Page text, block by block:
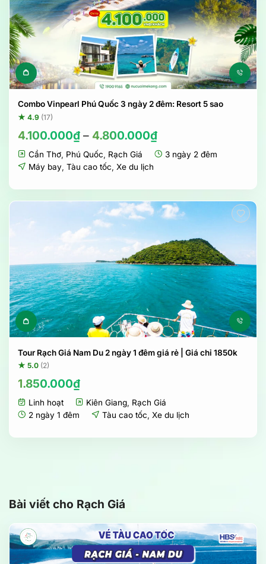
Combo Vinpearl Phú Quốc 3 ngày 2 đêm: Resort 5 sao
★ 4.9 (17)
4.100.000₫– 4.800.000₫
Cần Thơ, Phú Quốc Rạch Giá
3 ngày 2 đêm
Máy bay Tàu cao tốc Xe du lịch
Tour Rạch Giá Nam Du 2 ngày 1 đêm giá rẻ | Giá chỉ 1850k
★ 5.0 (2)
1.850.000₫
Linh hoạt Kiên Giang, Rạch Giá
2 ngày 1 đêm
Tàu cao tốc Xe du lịch
Bài viết cho Rạch Giá